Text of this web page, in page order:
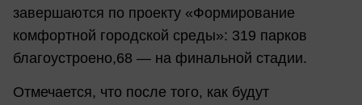
завершаются по проекту «Формирование
комфортной городской среды»: 319 парков
благоустроено,68 — на финальной стадии.
Отмечается, что после того, как будут